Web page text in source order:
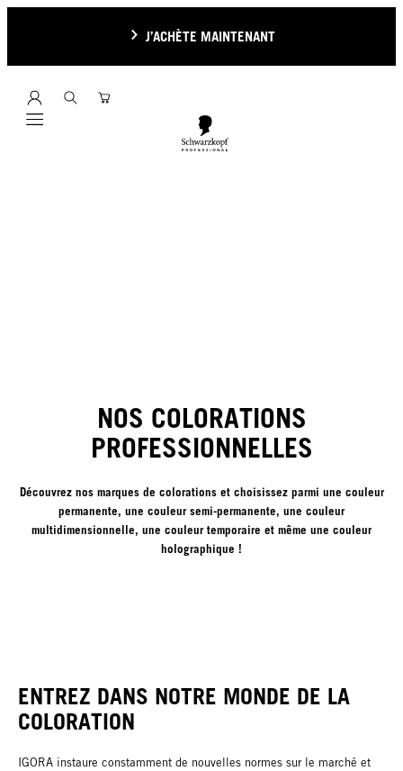
J’ACHÈTE MAINTENANT
Mobile navigation
NOS COLORATIONS
PROFESSIONNELLES
Découvrez nos marques de colorations et choisissez parmi une couleur
permanente, une couleur semi-permanente, une couleur
multidimensionnelle, une couleur temporaire et même une couleur
holographique !
ENTREZ DANS NOTRE MONDE DE LA
COLORATION
IGORA instaure constamment de nouvelles normes sur le marché et